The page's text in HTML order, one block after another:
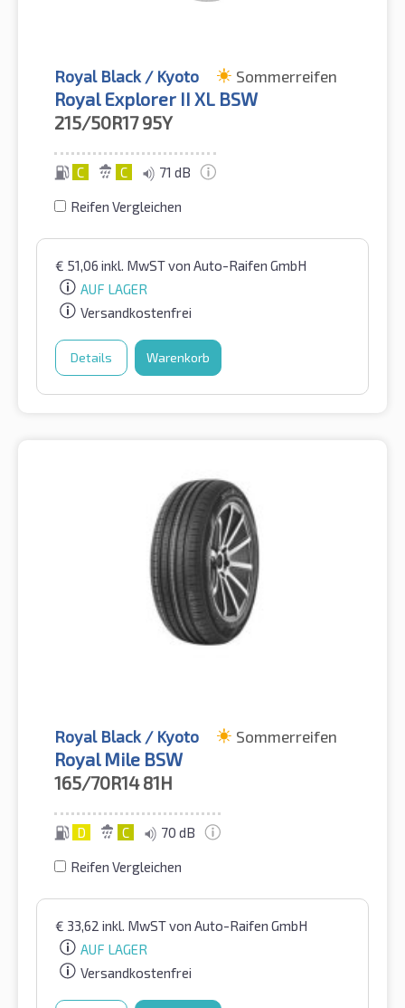
Royal Black / Kyoto Sommerreifen
Royal Explorer II XL BSW
215/50R17 95Y
C C 71 dB
Reifen Vergleichen
€ 51,06 inkl. MwSTvon Auto-Raifen GmbH
AUF LAGER
Versandkostenfrei
Details Warenkorb
Royal Black / Kyoto Sommerreifen
Royal Mile BSW
165/70R14 81H
D C 70 dB
Reifen Vergleichen
€ 33,62 inkl. MwSTvon Auto-Raifen GmbH
AUF LAGER
Versandkostenfrei